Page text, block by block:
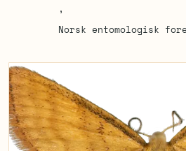
Norsk entomologisk